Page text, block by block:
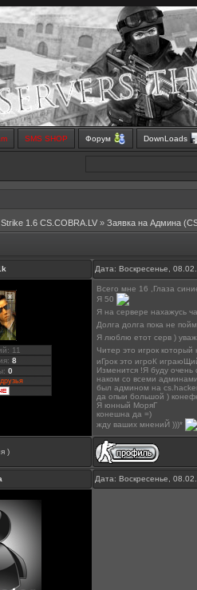
SMS SHOP Форум DownLoads
1.6 CS.COBRA.LV » Заявка на Aдмина
Дата: Воскресенье,
11
8
0
Всего мне 16 ,Глаза
Я 50
Я на сервере нахажусь
Долга долга пока не
Я люблю етот серв )
Читер это игрок
иГрок это игроК
Изменится !Я буду очень
наком со всеми
был админом на
да опыи большой )
Я юнный МоряГ
конешна да =)
жду ваших мнениЙ )))*
)
Дата: Воскресенье,